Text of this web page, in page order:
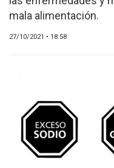
CATÁLOGO DE
DE CARNE VACUNA
CALENDARIO
MEDIA KIT
TEMAS
mala alimentación.
27/10/2021 • 18:58